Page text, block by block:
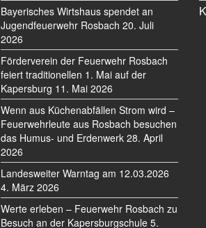
Bayerisches Wirtshaus spendet an
Jugendfeuerwehr Rosbach 20. Juli
2026
Förderverein der Feuerwehr Rosbach
feiert traditionellen 1. Mai auf der
Kapersburg 11. Mai 2026
Wenn aus Küchenabfällen Strom wird –
Feuerwehrleute aus Rosbach besuchen
das Humus- und Erdenwerk 28. April
2026
Landesweiter Warntag am 12.03.2026
4. März 2026
Werte erleben – Feuerwehr Rosbach zu
Besuch an der Kapersburgschule 5.